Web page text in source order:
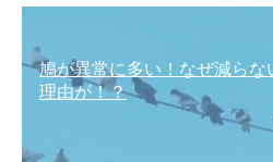
鳩が異常に多い！なぜ減らな
理由が！？